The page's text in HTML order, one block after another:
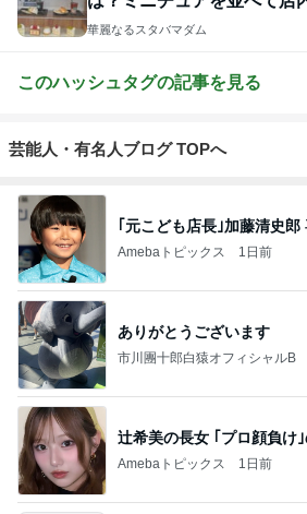
華麗なるスタバマダム
このハッシュタグの記事を見る
芸能人・有名人ブログ TOPへ
｢元こども店長｣加藤清史郎
Amebaトピックス 1日前
ありがとうございます
市川團十郎白猿オフィシャルB
辻希美の長女 ｢プロ顔負け
Amebaトピックス 1日前